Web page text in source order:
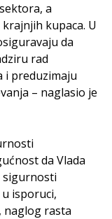
a
kupaca. U
da
rad
i preduzimaju
– naglasio je
da Vlada
sigurnosti
isporuci,
naglog rasta